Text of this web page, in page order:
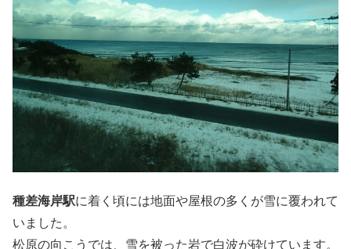
種差海岸駅に着く頃には地面や屋根の多くが雪に覆われて
いました。
松原の向こうでは、雪を被った岩で白波が砕けています。